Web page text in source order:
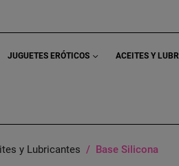
JUGUETES ERÓTICOS ACEITES Y
y Lubricantes Base Silicona